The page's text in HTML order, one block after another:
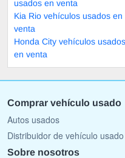
usados en venta
Kia Rio vehículos usados en
venta
Honda City vehículos usados
en venta
Comprar vehículo usado
Autos usados
Distribuidor de vehículo usado
Sobre nosotros